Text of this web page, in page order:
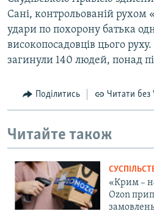
Сані, контрольованій рухом
удари по похорону батька
високопосадовців цього
загинули 140 людей, понад
Поділитись Читати без
Читайте також
«Крим –
Ozon